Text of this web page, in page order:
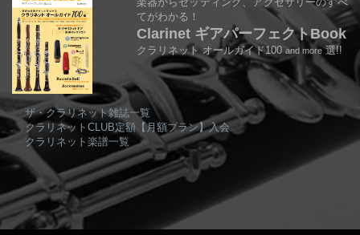
てがわかる！
Clarinet ギアパーフェクトBook
クラリネット オールガイド100 and more選!!
ザ・クラリネット雑誌一覧
クラリネットCLUB定額【月額プラン】入会
クラリネット楽譜一覧